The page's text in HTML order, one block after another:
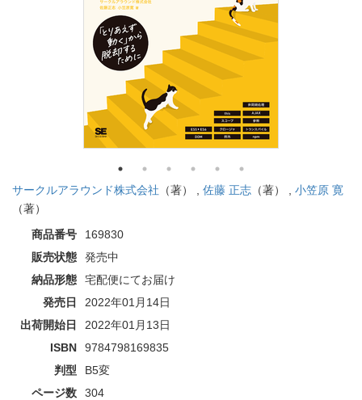
サークルアラウンド株式会社 （著） , 佐藤 正志 （著） , 小笠原 寛
（著）
商品番号
169830
販売状態
発売中
納品形態
宅配便にてお届け
発売日
2022年01月14日
出荷開始日
2022年01月13日
ISBN
9784798169835
判型
B5変
ページ数
304